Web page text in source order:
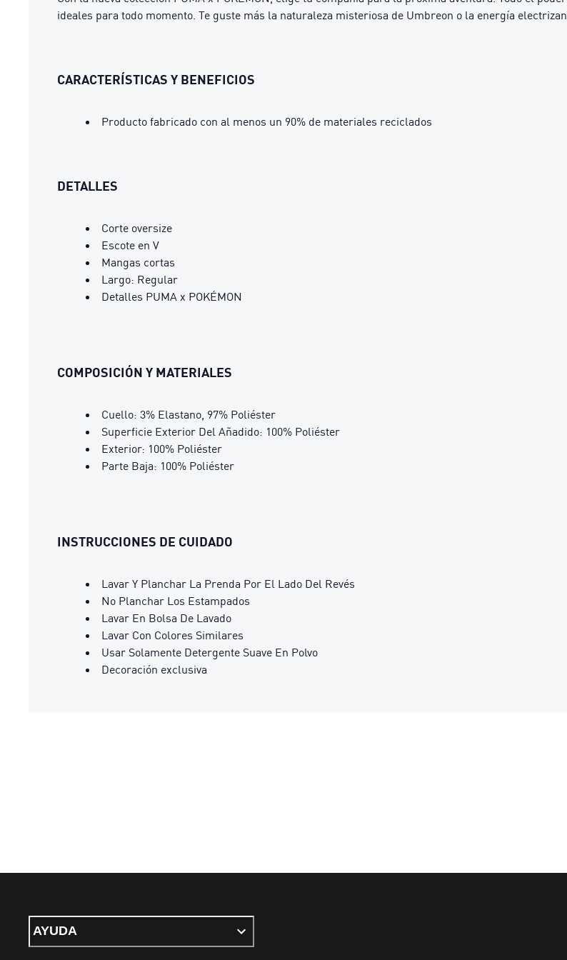
ideales para todo momento. Te guste más la naturaleza misteriosa de Umbreon o la energía
CARACTERÍSTICAS Y BENEFICIOS
Producto fabricado con al menos un 90% de materiales reciclados
DETALLES
Corte oversize
Escote en V
Mangas cortas
Largo: Regular
Detalles PUMA x POKÉMON
COMPOSICIÓN Y MATERIALES
Cuello: 3% Elastano, 97% Poliéster
Superficie Exterior Del Añadido: 100% Poliéster
Exterior: 100% Poliéster
Parte Baja: 100% Poliéster
INSTRUCCIONES DE CUIDADO
Lavar Y Planchar La Prenda Por El Lado Del Revés
No Planchar Los Estampados
Lavar En Bolsa De Lavado
Lavar Con Colores Similares
Usar Solamente Detergente Suave En Polvo
Decoración exclusiva
AYUDA